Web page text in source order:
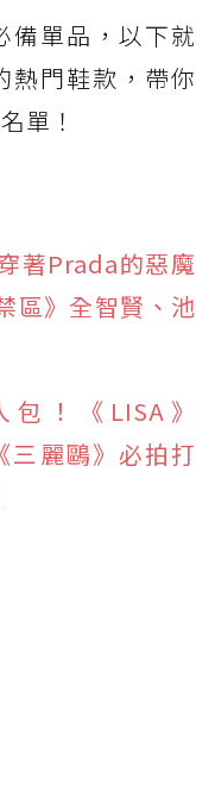
備單品，以下就
熱門鞋款，帶你
單！
著Prada的惡魔
區》全智賢、池
！《LISA》
三麗鷗》必拍打